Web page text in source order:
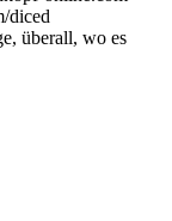
diced
überall, wo es